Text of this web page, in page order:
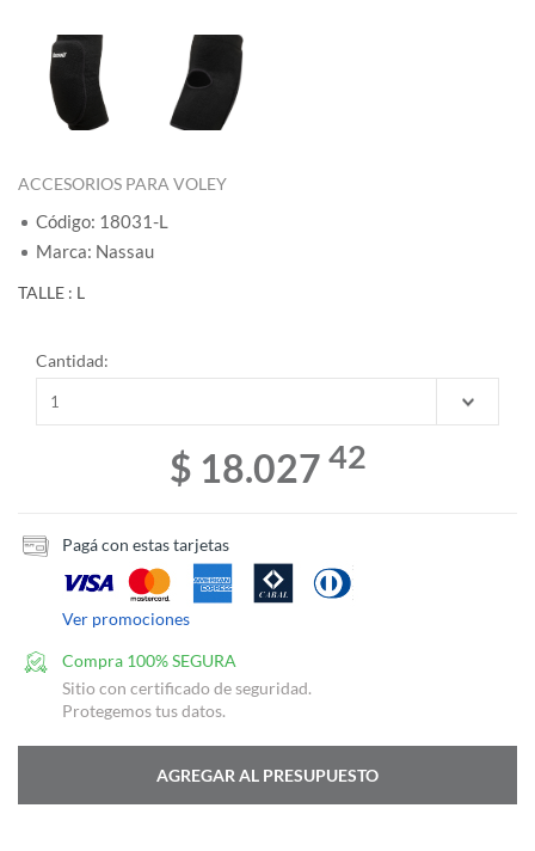
ACCESORIOS PARA VOLEY
Código: 18031-L
Marca: Nassau
TALLE : L
Cantidad:
$ 18.027 42
Pagá con estas tarjetas
Ver promociones
Compra 100% SEGURA
Sitio con certificado de seguridad.
Protegemos tus datos.
AGREGAR AL PRESUPUESTO